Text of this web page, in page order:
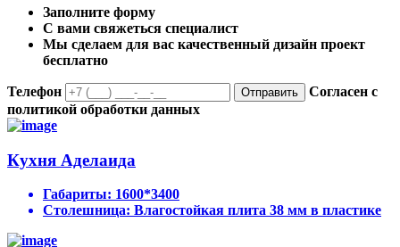
Заполните форму
С вами свяжеться специалист
Мы сделаем для вас качественный дизайн проект
бесплатно
Телефон Отправить
Согласен с
политикой обработки данных
Кухня Аделаида
Габариты: 1600*3400
Столешница: Влагостойкая плита 38 мм в пластике